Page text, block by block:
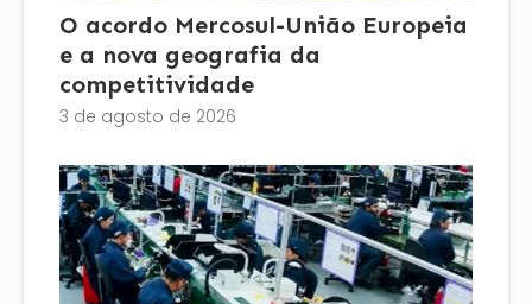
O acordo Mercosul-União Europeia
e a nova geografia da
competitividade
3 de agosto de 2026